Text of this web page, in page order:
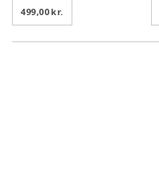
499,00 kr.